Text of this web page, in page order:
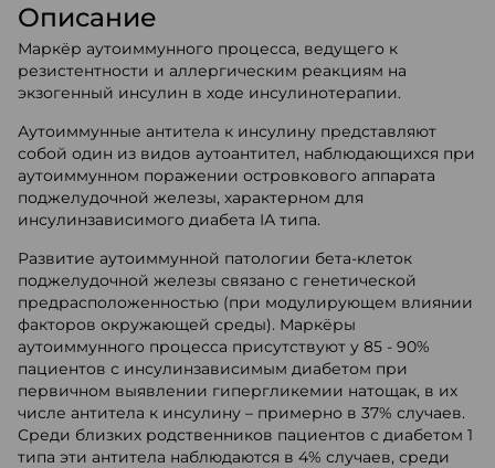
Описание
Маркёр аутоиммунного процесса, ведущего к
резистентности и аллергическим реакциям на
экзогенный инсулин в ходе инсулинотерапии.
Аутоиммунные антитела к инсулину представляют
собой один из видов аутоантител, наблюдающихся при
аутоиммунном поражении островкового аппарата
поджелудочной железы, характерном для
инсулинзависимого диабета IА типа.
Развитие аутоиммунной патологии бета-клеток
поджелудочной железы связано с генетической
предрасположенностью (при модулирующем влиянии
факторов окружающей среды). Маркёры
аутоиммунного процесса присутствуют у 85 - 90%
пациентов с инсулинзависимым диабетом при
первичном выявлении гипергликемии натощак, в их
числе антитела к инсулину – примерно в 37% случаев.
Среди близких родственников пациентов с диабетом 1
типа эти антитела наблюдаются в 4% случаев, среди